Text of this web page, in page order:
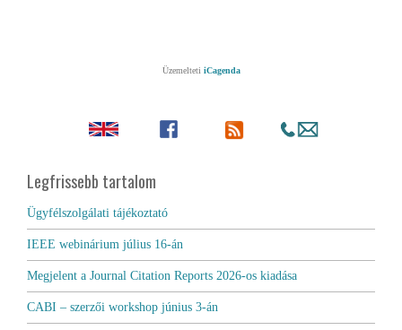
Üzemelteti iCagenda
Legfrissebb tartalom
Ügyfélszolgálati tájékoztató
IEEE webinárium július 16-án
Megjelent a Journal Citation Reports 2026-os kiadása
CABI – szerzői workshop június 3-án